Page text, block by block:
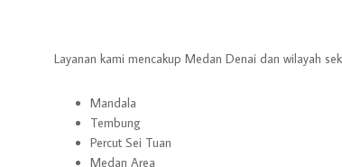
Layanan kami mencakup Medan Denai dan wilayah
Mandala
Tembung
Percut Sei Tuan
Medan Area